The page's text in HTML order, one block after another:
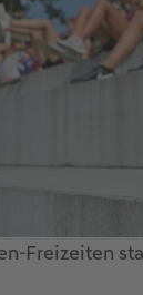
Freizeiten